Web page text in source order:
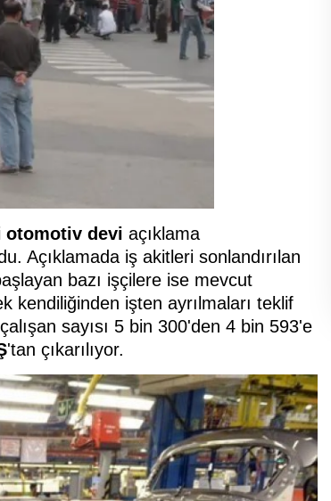
otomotiv devi açıklama
Açıklamada iş akitleri sonlandırılan
bazı işçilere ise mevcut
kendiliğinden işten ayrılmaları teklif
sayısı 5 bin 300'den 4 bin 593'e
'tan çıkarılıyor.